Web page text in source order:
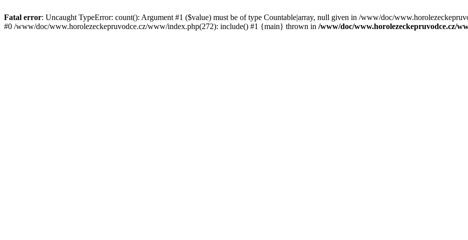
Fatal error: Uncaught TypeError: count(): Argument #1 ($value) must be of type Countable|array, null given in /www/doc/
#0 /www/doc/www.horolezeckepruvodce.cz/www/index.php(272): include() #1 {main} thrown in /www/doc/www.horolezeckepruvodce.cz/